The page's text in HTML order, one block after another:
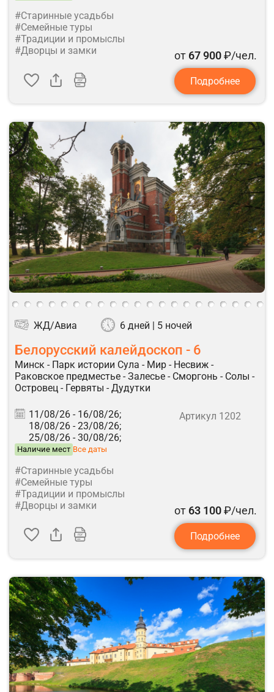
#Старинные усадьбы
#Семейные туры
#Традиции и промыслы
#Дворцы и замки
от 67 900₽/чел.
Подробнее
ЖД/Авиа 6 дней | 5 ночей
Белорусский калейдоскоп - 6
Минск - Парк истории Сула - Мир - Несвиж -
Раковское предместье - Залесье - Сморгонь - Солы -
Островец - Гервяты - Дудутки
11/08/26 - 16/08/26;
18/08/26 - 23/08/26;
25/08/26 - 30/08/26;
Наличие мест Все даты
Артикул 1202
#Старинные усадьбы
#Семейные туры
#Традиции и промыслы
#Дворцы и замки
от 63 100₽/чел.
Подробнее